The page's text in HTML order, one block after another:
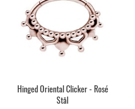
Hinged Oriental Clicker - Rosé
Stål